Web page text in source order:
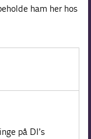
ham her hos
på DI’s